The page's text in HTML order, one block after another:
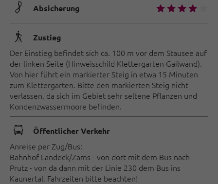
🟏 Absicherung 🞙🞙🞙🞙
🛬 Zustieg
Der Einstieg befindet sich ca. 100 m vor dem Stausee auf
der linken Seite (Hinweisschild Klettergarten Gailwand).
Von hier führt ein markierter Steig in etwa 15 Minuten
zum Klettergarten. Bitte den markierten Steig nicht
verlassen, da sich im Gebiet sehr seltene Pflanzen und
Kondenzwassermoore befinden.
🕞 Öffentlicher Verkehr
Anreise per Zug/Bus:
Bahnhof Landeck/Zams - von dort mit dem Bus nach
Prutz - von da dann mit der Linie 230 dem Bus ins
Kaunertal. Fahrzeiten bitte beachten!